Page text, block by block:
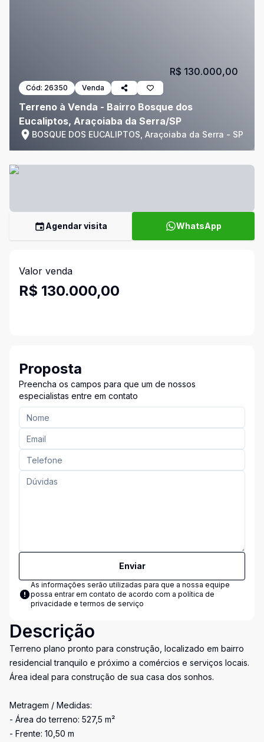
Cód: 26350 Venda
Terreno à Venda - Bairro Bosque dos
Eucaliptos, Araçoiaba da Serra/SP
BOSQUE DOS EUCALIPTOS, Araçoiaba da Serra - SP
R$ 130.000,00
Agendar visita WhatsApp
Valor venda
R$ 130.000,00
Proposta
Preencha os campos para que um de nossos
especialistas entre em contato
Enviar
As informações serão utilizadas para que a nossa equipe
possa entrar em contato de acordo com a política de
privacidade e termos de serviço
Descrição
Terreno plano pronto para construção, localizado em bairro
residencial tranquilo e próximo a comércios e serviços locais.
Área ideal para construção de sua casa dos sonhos.
Metragem / Medidas:
- Área do terreno: 527,5 m²
- Frente: 10,50 m